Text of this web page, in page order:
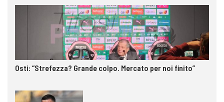
Osti: “Strefezza? Grande colpo. Mercato per noi finito”